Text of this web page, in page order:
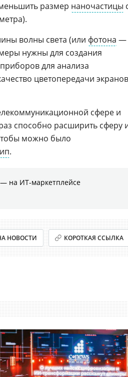
размер наночастицы
волны света (или фотона —
нужны для создания
для анализа
цветопередачи
сфере и
способно расширить сферу
можно было
.
на ИТ-маркетплейсе
НОВОСТИ КОРОТКАЯ ССЫЛКА